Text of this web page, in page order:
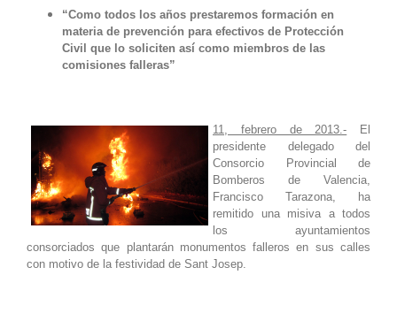
“Como todos los años prestaremos formación en
materia de prevención para efectivos de Protección
Civil que lo soliciten así como miembros de las
comisiones falleras”
11, febrero de 2013.- El
presidente delegado del
Consorcio Provincial de
Bomberos de Valencia,
Francisco Tarazona, ha
remitido una misiva a todos
los ayuntamientos
consorciados que plantarán monumentos falleros en sus calles
con motivo de la festividad de Sant Josep.